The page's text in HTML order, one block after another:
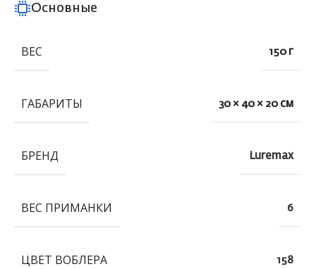
Основные
ВЕС 150 г
ГАБАРИТЫ 30 × 40 × 20 см
БРЕНД Luremax
ВЕС ПРИМАНКИ 6
ЦВЕТ ВОБЛЕРА 158